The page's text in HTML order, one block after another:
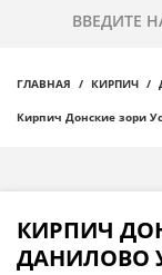
ГЛАВНАЯ КИРПИЧ
Кирпич Донские зори
КИРПИЧ
ДАНИЛОВО